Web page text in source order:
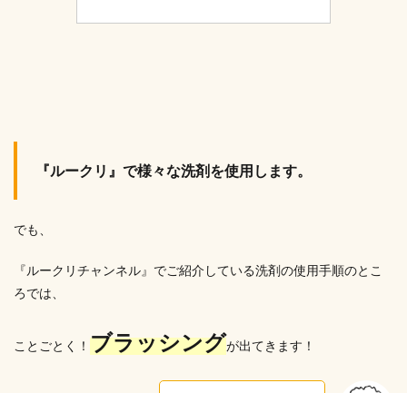
『ルークリ』で様々な洗剤を使用します。
でも、
『ルークリチャンネル』でご紹介している洗剤の使用手順のとこ
ろでは、
ことごとく！ ブラッシングが出てきます！